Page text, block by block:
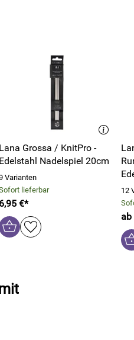
Lana Grossa / KnitPro -
Edelstahl Nadelspiel 20cm
Varianten
lieferbar
6,95 €*
12
ab